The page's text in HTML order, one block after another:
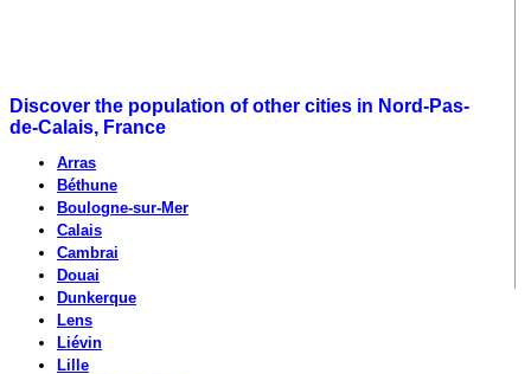
Discover the population of other cities in Nord-Pas-
de-Calais, France
Arras
Béthune
Boulogne-sur-Mer
Calais
Cambrai
Douai
Dunkerque
Lens
Liévin
Lille